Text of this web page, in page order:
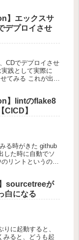
】エックスサ
デプロイさせ
CDでデプロイさせ
践として実際に
てみる これが出来
】lintのflake8
CICD】
る時がきた github
した時に自動でソ
リントというのを
sourcetreeが
白になる
に起動すると、
みると、どうも起